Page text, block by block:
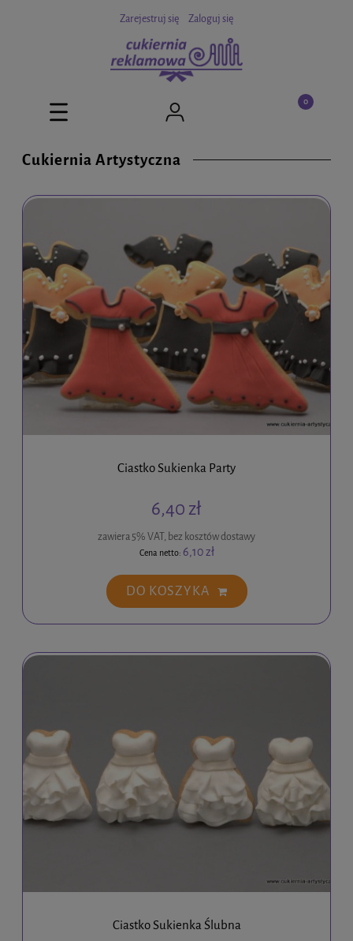
Zarejestruj się Zaloguj się
Cukiernia Artystyczna
Ciastko Sukienka Party
6,40 zł
zawiera 5% VAT, bez kosztów dostawy
Cena netto: 6,10 zł
DO KOSZYKA
Ciastko Sukienka Ślubna